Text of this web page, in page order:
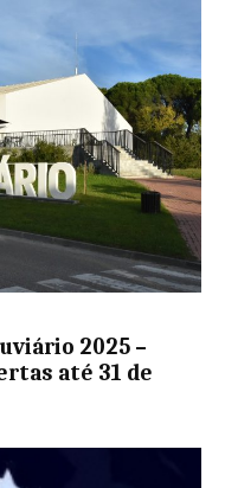
2025 –
até 31 de